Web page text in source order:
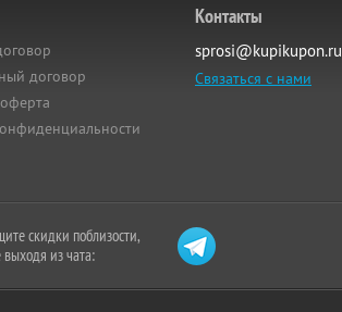
договор
Контакты
sprosi@kupikupon.ru
Связаться с нами
скидки поблизости,
выходя из чата: